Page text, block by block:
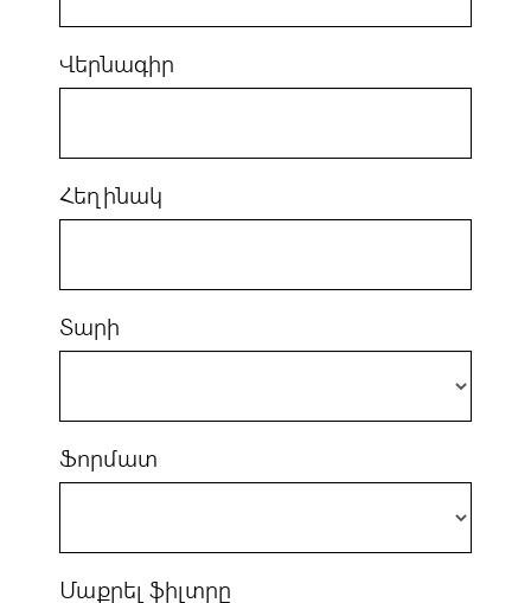
Վերնագիր
Հեղինակ
Տարի
Ֆորմատ
Մաքրել ֆիլտրը